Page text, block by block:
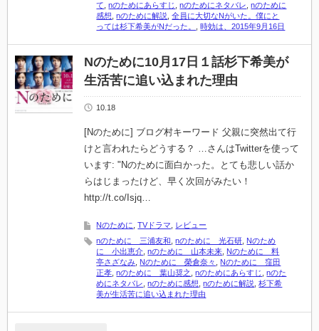
て ,nのためにあらすじ ,nのためにネタバレ ,nのために
感想 ,nのために解説 ,全員に大切なNがいた。僕にと
っては杉下希美がNだった。
,時効は、2015年9月16日
Nのために10月17日１話杉下希美が
生活苦に追い込まれた理由
10.18
[Nのために] ブログ村キーワード 父親に突然出て行
けと言われたらどうする？ …さんはTwitterを使って
います: "Nのために面白かった。とても悲しい話か
らはじまったけど、早く次回がみたい！
http://t.co/Isjq…
Nのために ,TVドラマ
レビュー
nのために 三浦友和 ,nのために 光石研 Nのため
に 小出恵介 ,nのために 山本未来 Nのために 料
亭さざなみ Nのために 榮倉奈々
Nのために 窪田
正孝 ,nのために 葉山奨之 ,nのためにあらすじ ,nのた
めにネタバレ ,nのために感想 ,nのために解説 ,杉下希
美が生活苦に追い込まれた理由